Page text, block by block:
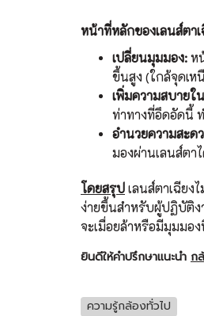
หน้าที่หลักของเลนส์ตาเ
เปลี่ยนมุมมอง:ห
ขึ้นสูง (ใกล้จุดเ
เพิ่มความสบายใ
ท่าทางที่อึดอัดนี้
อำนวยความสะด
มองผ่านเลนส์ตา
โดยสรุปเลนส์ตาเฉียง
ง่ายขึ้นสำหรับผู้ปฏิบัติง
จะเมื่อยล้าหรือมีมุมมอ
ยินดีให้คำปรึกษาแนะนำ ก
ความรู้กล้องทั่วไป